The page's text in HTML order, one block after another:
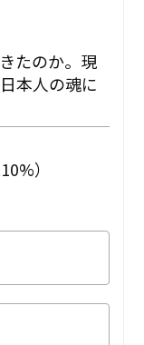
たのか。現
本人の魂に
）